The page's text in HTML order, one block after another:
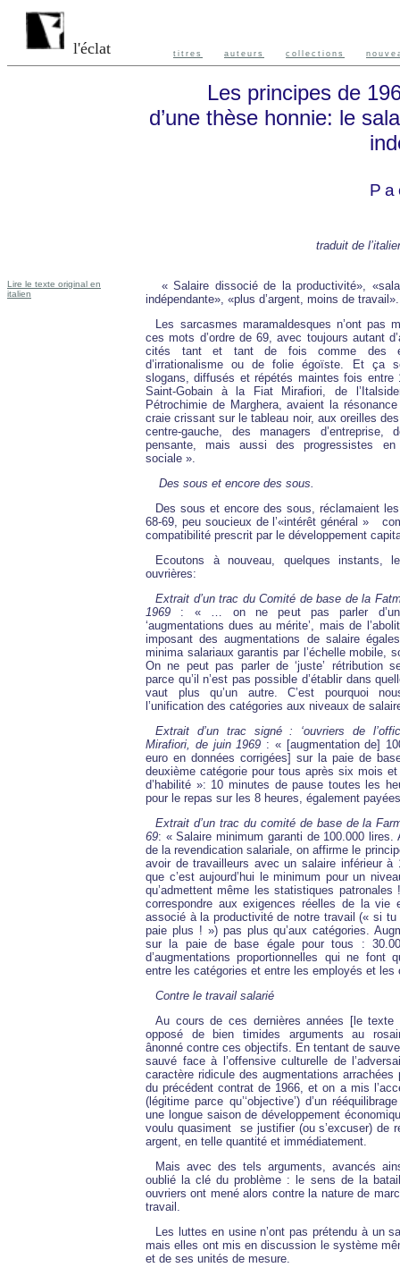
l'éclat titres auteurs collections
Les principes de
d’une thèse honnie: le
traduit de
Lire le texte original en
italien
« Salaire dissocié de la productivité»,
indépendante», «plus d’argent, moins de travail».
Les sarcasmes maramaldesques n’ont pas
ces mots d’ordre de 69, avec toujours autant
cités tant et tant de fois comme des
d’irrationalisme ou de folie égoïste. Et ça
slogans, diffusés et répétés maintes fois entre
Saint-Gobain à la Fiat Mirafiori, de
Pétrochimie de Marghera, avaient la
craie crissant sur le tableau noir, aux oreilles
centre-gauche, des managers
pensante, mais aussi des progressistes
sociale ».
Des sous et encore des sous.
Des sous et encore des sous, réclamaient
68-69, peu soucieux de l’«intérêt général »
compatibilité prescrit par le développement
Ecoutons à nouveau, quelques instants,
ouvrières:
Extrait d’un trac du Comité de base de la
1969 : « … on ne peut pas parler d’un
‘augmentations dues au mérite’, mais de
imposant des augmentations de salaire
minima salariaux garantis par l’échelle mobile,
On ne peut pas parler de ‘juste’ rétribution
parce qu’il n’est pas possible d’établir dans
vaut plus qu’un autre. C’est pourquoi
l’unification des catégories aux niveaux de
Extrait d’un trac signé : ‘ouvriers de
Mirafiori, de juin 1969 : « [augmentation de]
euro en données corrigées] sur la paie de
deuxième catégorie pour tous après six mois
d’habilité »: 10 minutes de pause toutes les
pour le repas sur les 8 heures, également
Extrait d’un trac du comité de base de la
69: « Salaire minimum garanti de 100.000
de la revendication salariale, on affirme le
avoir de travailleurs avec un salaire inférieur à
que c’est aujourd’hui le minimum pour un
qu’admettent même les statistiques patronales
correspondre aux exigences réelles de la vie
associé à la productivité de notre travail (« si
paie plus ! ») pas plus qu’aux catégories.
sur la paie de base égale pour tous :
d’augmentations proportionnelles qui ne font
entre les catégories et entre les employés et
Contre le travail salarié
Au cours de ces dernières années [le
opposé de bien timides arguments au
ânonné contre ces objectifs. En tentant de
sauvé face à l’offensive culturelle de
caractère ridicule des augmentations
du précédent contrat de 1966, et on a mis
(légitime parce qu’‘objective’) d’un
une longue saison de développement
voulu quasiment se justifier (ou s’excuser) de
argent, en telle quantité et immédiatement.
Mais avec des tels arguments, avancés
oublié la clé du problème : le sens de la
ouvriers ont mené alors contre la nature de
travail.
Les luttes en usine n’ont pas prétendu à un
mais elles ont mis en discussion le système
et de ses unités de mesure.